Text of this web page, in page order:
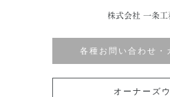
株式会社 一条工
各種お問い合わせ・
オーナーズ